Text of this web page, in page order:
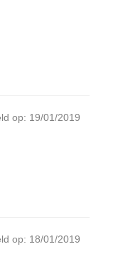
op: 19/01/2019
op: 18/01/2019